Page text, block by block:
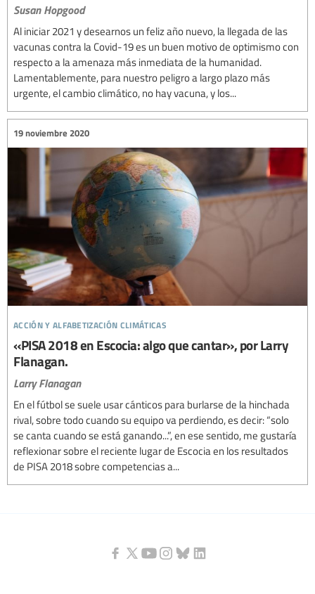
Susan Hopgood
Al iniciar 2021 y desearnos un feliz año nuevo, la llegada de las
vacunas contra la Covid-19 es un buen motivo de optimismo con
respecto a la amenaza más inmediata de la humanidad.
Lamentablemente, para nuestro peligro a largo plazo más
urgente, el cambio climático, no hay vacuna, y los...
acción y alfabetización climáticas
19 noviembre 2020
«PISA 2018 en Escocia: algo que cantar», por Larry
Flanagan.
Larry Flanagan
En el fútbol se suele usar cánticos para burlarse de la hinchada
rival, sobre todo cuando su equipo va perdiendo, es decir: “solo
se canta cuando se está ganando...”, en ese sentido, me gustaría
reflexionar sobre el reciente lugar de Escocia en los resultados
de PISA 2018 sobre competencias a...